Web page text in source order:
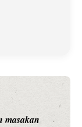
masakan